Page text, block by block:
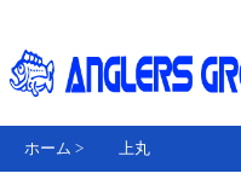
ホーム > 上丸